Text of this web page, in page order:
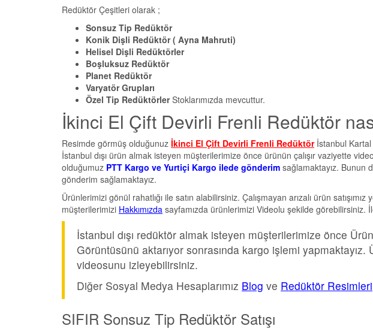
Redüktör Çeşitleri olarak ;
Sonsuz Tip Redüktör
Konik Dişli Redüktör ( Ayna Mahruti)
Helisel Dişli Redüktörler
Boşluksuz Redüktör
Planet Redüktör
Varyatör Grupları
Özel Tip RedüktörlerStoklarımızda mevcuttur.
İkinci El Çift Devirli Frenli Redüktör
Resimde görmüş olduğunuz İkinci El Çift Devirli Frenli Redüktörİstanbul Kartal
İstanbul dışı ürün almak isteyen müşterilerimize önce ürünün çalışır vaziyette
olduğumuz PTT Kargo ve Yurtiçi Kargo ilede gönderim sağlamaktayız. Bunun
gönderim sağlamaktayız.
Ürünlerimizi gönül rahatlığı ile satın alabilirsiniz. Çalışmayan arızalı ürün
müşterilerimizi Hakkımızda sayfamızda ürünlerimizi Videolu şekilde görebilirsiniz.
İstanbul dışı redüktör almak isteyen müşterilerimize önce
Görüntüsünü aktarıyor sonrasında kargo işlemi yapmaktayız.
videosunu izleyebilirsiniz.
Diğer Sosyal Medya Hesaplarımız Blog ve Redüktör Resimleri
SIFIR Sonsuz Tip Redüktör Satışı